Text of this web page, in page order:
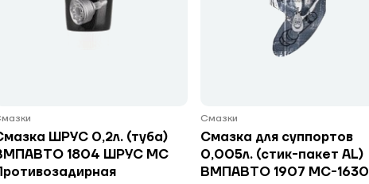
ШРУС 0,2л. (туба)
1804 ШРУС МС
Смазки
Смазка для суппортов
0,005л. (стик-пакет AL)
ВМПАВТО 1907 МС-1630